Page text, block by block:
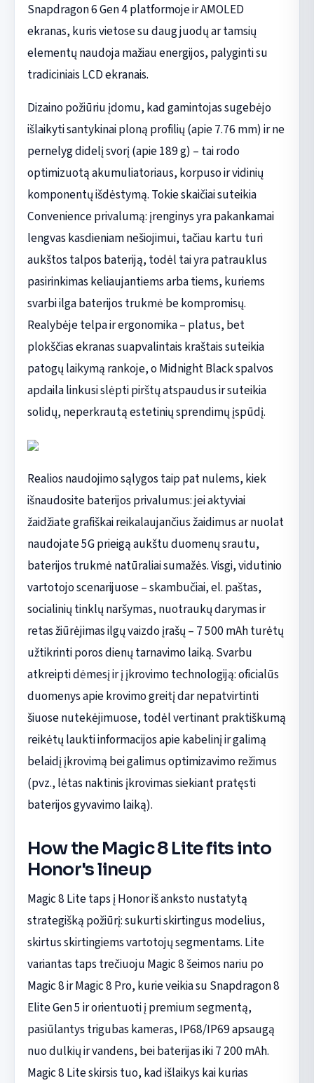
Snapdragon 6 Gen 4 platformoje ir AMOLED
ekranas, kuris vietose su daug juodų ar tamsių
elementų naudoja mažiau energijos, palyginti su
tradiciniais LCD ekranais.
Dizaino požiūriu įdomu, kad gamintojas sugebėjo
išlaikyti santykinai ploną profilių (apie 7.76 mm) ir ne
pernelyg didelį svorį (apie 189 g) – tai rodo
optimizuotą akumuliatoriaus, korpuso ir vidinių
komponentų išdėstymą. Tokie skaičiai suteikia
Convenience privalumą: įrenginys yra pakankamai
lengvas kasdieniam nešiojimui, tačiau kartu turi
aukštos talpos bateriją, todėl tai yra patrauklus
pasirinkimas keliaujantiems arba tiems, kuriems
svarbi ilga baterijos trukmė be kompromisų.
Realybėje telpa ir ergonomika – platus, bet
plokščias ekranas suapvalintais kraštais suteikia
patogų laikymą rankoje, o Midnight Black spalvos
apdaila linkusi slėpti pirštų atspaudus ir suteikia
solidų, neperkrautą estetinių sprendimų įspūdį.
Realios naudojimo sąlygos taip pat nulems, kiek
išnaudosite baterijos privalumus: jei aktyviai
žaidžiate grafiškai reikalaujančius žaidimus ar nuolat
naudojate 5G prieigą aukštu duomenų srautu,
baterijos trukmė natūraliai sumažės. Visgi, vidutinio
vartotojo scenarijuose – skambučiai, el. paštas,
socialinių tinklų naršymas, nuotraukų darymas ir
retas žiūrėjimas ilgų vaizdo įrašų – 7 500 mAh turėtų
užtikrinti poros dienų tarnavimo laiką. Svarbu
atkreipti dėmesį ir į įkrovimo technologiją: oficialūs
duomenys apie krovimo greitį dar nepatvirtinti
šiuose nutekėjimuose, todėl vertinant praktiškumą
reikėtų laukti informacijos apie kabelinį ir galimą
belaidį įkrovimą bei galimus optimizavimo režimus
(pvz., lėtas naktinis įkrovimas siekiant pratęsti
baterijos gyvavimo laiką).
How the Magic 8 Lite fits into
Honor's lineup
Magic 8 Lite taps į Honor iš anksto nustatytą
strategišką požiūrį: sukurti skirtingus modelius,
skirtus skirtingiems vartotojų segmentams. Lite
variantas taps trečiuoju Magic 8 šeimos nariu po
Magic 8 ir Magic 8 Pro, kurie veikia su Snapdragon 8
Elite Gen 5 ir orientuoti į premium segmentą,
pasiūlantys trigubas kameras, IP68/IP69 apsaugą
nuo dulkių ir vandens, bei baterijas iki 7 200 mAh.
Magic 8 Lite skirsis tuo, kad išlaikys kai kurias